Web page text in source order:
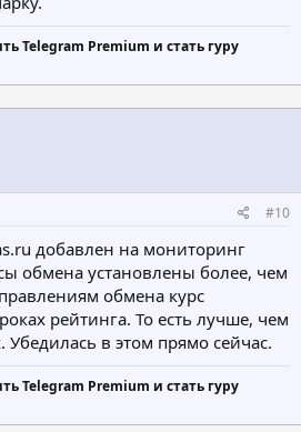
Telegram Premium и стать гуру
#10
добавлен на мониторинг
обмена установлены более, чем
обмена курс
рейтинга. То есть лучше, чем
в этом прямо сейчас.
Telegram Premium и стать гуру